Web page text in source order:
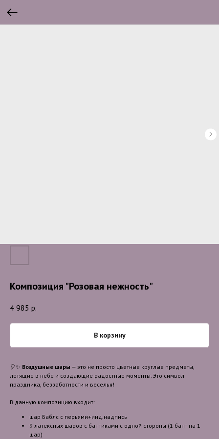
Композиция "Розовая нежность"
4 985 р.
В корзину
🎈✨ Воздушные шары — это не просто цветные круглые предметы,
летящие в небе и создающие радостные моменты. Это символ
праздника, беззаботности и веселья!
В данную композицию входит:
шар Баблс с перьями+инд.надпись
9 латексных шаров с бантиками с одной стороны (1 бант на 1
шар)